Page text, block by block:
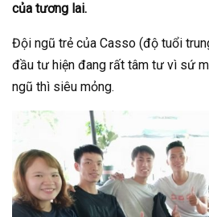
của tương lai.
Đội ngũ trẻ của Casso (độ tuổi
đầu tư hiện đang rất tâm tư vì sứ
ngũ thì siêu mỏng.